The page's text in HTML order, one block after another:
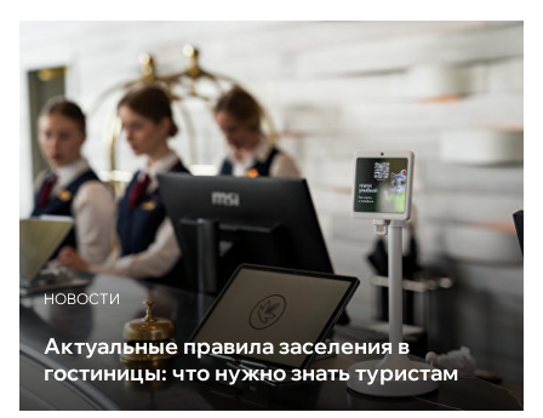
НОВОСТИ
Актуальные правила заселения в
гостиницы: что нужно знать туристам